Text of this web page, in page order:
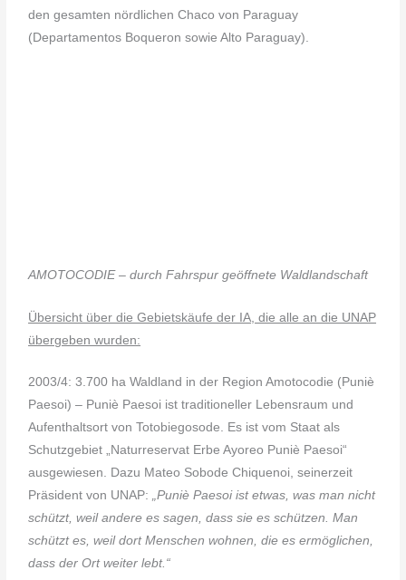
den gesamten nördlichen Chaco von Paraguay
(Departamentos Boqueron sowie Alto Paraguay).
AMOTOCODIE – durch Fahrspur geöffnete Waldlandschaft
Übersicht über die Gebietskäufe der IA, die alle an die UNAP
übergeben wurden:
2003/4: 3.700 ha Waldland in der Region Amotocodie (Puniè
Paesoi) – Puniè Paesoi ist traditioneller Lebensraum und
Aufenthaltsort von Totobiegosode. Es ist vom Staat als
Schutzgebiet „Naturreservat Erbe Ayoreo Puniè Paesoi“
ausgewiesen. Dazu Mateo Sobode Chiquenoi, seinerzeit
Präsident von UNAP: „Puniè Paesoi ist etwas, was man nicht
schützt, weil andere es sagen, dass sie es schützen. Man
schützt es, weil dort Menschen wohnen, die es ermöglichen,
dass der Ort weiter lebt.“